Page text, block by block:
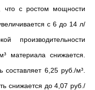
что с ростом мощности
с 6 до 14 л/
материала снижается.
составляет 6,25 руб./м³.
снижается до 4,07 руб./